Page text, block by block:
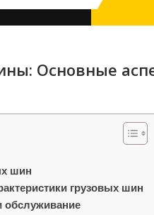
Основные
шин
грузовых шин
обслуживание